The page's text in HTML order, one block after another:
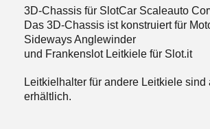
3D-Chassis für SlotCar Scaleauto
Das 3D-Chassis ist konstruiert für
Sideways Anglewinder
und Frankenslot Leitkiele für Slot.it
Leitkielhalter für andere Leitkiele sind
erhältlich.